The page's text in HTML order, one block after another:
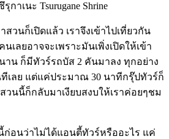
าเนะ Tsurugane Shrine
สวนก็เปิดแล้ว เราจึงเข้าไปเที่ยวกัน
ลยอาจจะเพราะมันเพิ่งเปิดให้เข้า
าน ก็มีทัวร์รถบัส 2 คันมาลง ทุกอย่าง
เลย แต่แค่ประมาณ 30 นาทีกรุ๊ปทัวร์ก็
นนี้ก็กลับมาเงียบสงบให้เราค่อยๆชม
ก่อนว่าไม่ได้แอนตี้ทัวร์หรืออะไร แค่